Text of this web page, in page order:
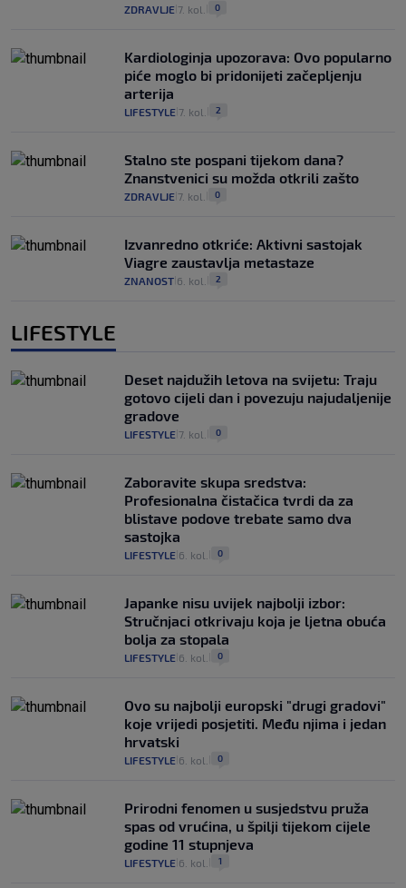
ZDRAVLJE 7. kol. 0
Kardiologinja upozorava: Ovo popularno
piće moglo bi pridonijeti začepljenju
arterija
LIFESTYLE 7. kol. 2
Stalno ste pospani tijekom dana?
Znanstvenici su možda otkrili zašto
ZDRAVLJE 7. kol. 0
Izvanredno otkriće: Aktivni sastojak
Viagre zaustavlja metastaze
ZNANOST 6. kol. 2
LIFESTYLE
Deset najdužih letova na svijetu: Traju
gotovo cijeli dan i povezuju najudaljenije
gradove
LIFESTYLE 7. kol. 0
Zaboravite skupa sredstva:
Profesionalna čistačica tvrdi da za
blistave podove trebate samo dva
sastojka
LIFESTYLE 6. kol. 0
Japanke nisu uvijek najbolji izbor:
Stručnjaci otkrivaju koja je ljetna obuća
bolja za stopala
LIFESTYLE 6. kol. 0
Ovo su najbolji europski "drugi gradovi"
koje vrijedi posjetiti. Među njima i jedan
hrvatski
LIFESTYLE 6. kol. 0
Prirodni fenomen u susjedstvu pruža
spas od vrućina, u špilji tijekom cijele
godine 11 stupnjeva
LIFESTYLE 6. kol. 1